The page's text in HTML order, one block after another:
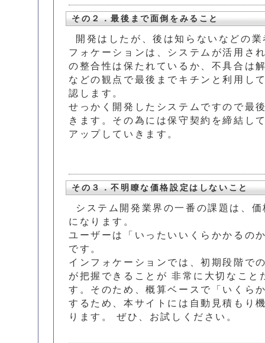
その２．最後まで面倒をみること
開発はしたが、後は知らないなどの
フォケーションは、システムが活用さ
の整合性は保たれているか、不具合は
などの観点で最後までキチンと利用し
認します。
せっかく開発したシステムですので最
きます。その為には保守契約を締結し
アップしていきます。
その３．不明瞭な価格設定はしないこと
システム開発業界の一番の課題は、
になります。
ユーザーは「いったいいくらかかるの
です。
インフォケーションでは、初期段階で
が把握できることが 非常に大切なこと
す。そのため、概算ベースで「いくら
するため、本サイトには自動見積もり
ります。 ぜひ、お試しください。